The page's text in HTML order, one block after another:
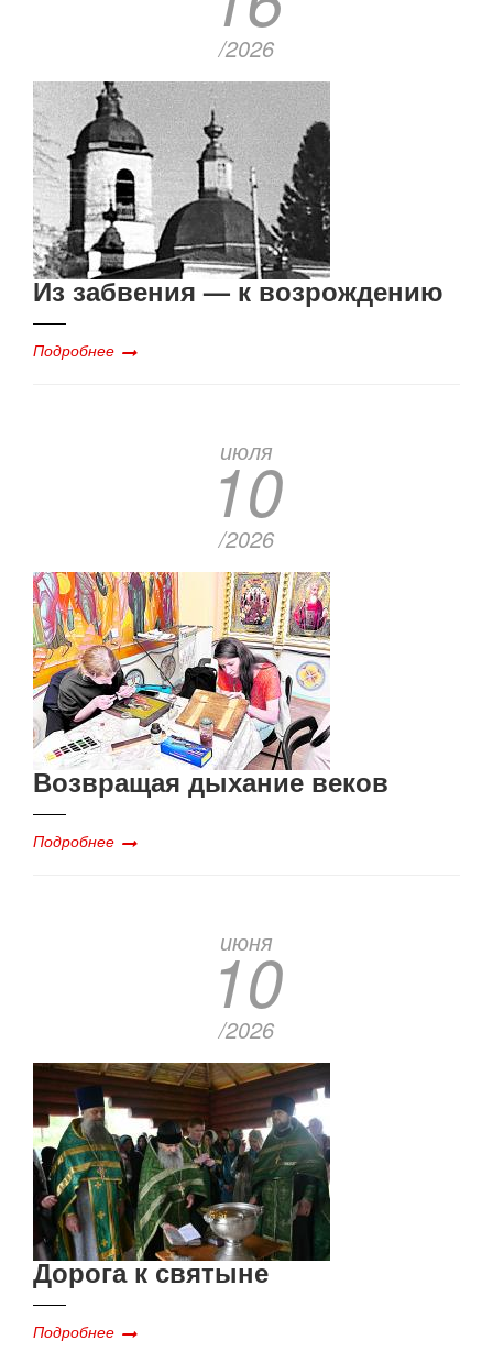
/2026
Из забвения — к возрождению
Подробнее
июля
10
/2026
Возвращая дыхание веков
Подробнее
июня
10
/2026
Дорога к святыне
Подробнее